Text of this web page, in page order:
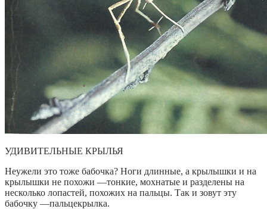
УДИВИТЕЛЬНЫЕ КРЫЛЬЯ
Неужели это тоже бабочка? Ноги длинные, а крылышки и на
крылышки не похожи —тонкие, мохнатые и разделены на
несколько лопастей, похожих на пальцы. Так и зовут эту
бабочку —пальцекрылка.